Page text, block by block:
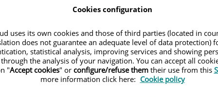
y tumores
que permite tratar tumores,
procedimientos mixtos
Cookies configuration
uses its own cookies and those of third parties (located in
does not guarantee an adequate level of data protection)
statistical analysis, improving services and showing
the analysis of your navigation. You can accept all
"Accept cookies" or configure/refuse themtheir use from this
more information click here: Cookie policy